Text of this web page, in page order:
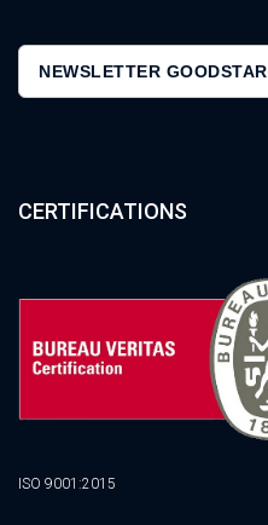
NEWSLETTER GOODSTAR
CERTIFICATIONS
ISO 9001:2015